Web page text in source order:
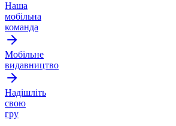
Наша
мобільна
команда
Мобільне
видавництво
Надішліть
свою
гру